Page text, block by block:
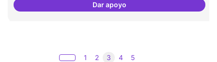
Dar apoyodecidim.canodrom
1 2 3 4 5